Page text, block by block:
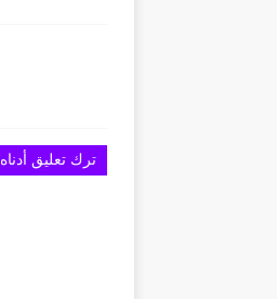
ترك تعليق أدناه